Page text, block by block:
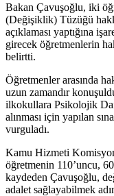
Bakan Çavuşoğlu, iki
(Değişiklik) Tüzüğü
açıklaması yaptığına
girecek öğretmenlerin
belirtti.
Öğretmenler arasında
uzun zamandır
ilkokullara Psikolojik
alınması için yapılan
vurguladı.
Kamu Hizmeti
öğretmenin 110’uncu,
kaydeden Çavuşoğlu,
adalet sağlayabilmek